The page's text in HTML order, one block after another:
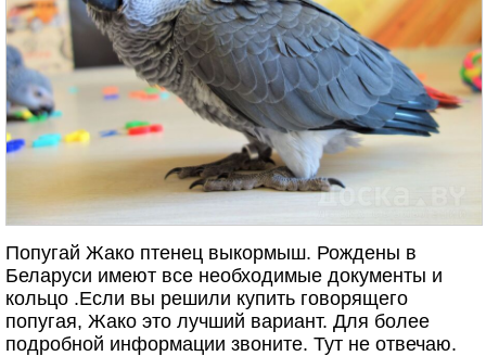
Попугай Жако птенец выкормыш. Рождены в
Беларуси имеют все необходимые документы и
кольцо .Если вы решили купить говорящего
попугая, Жако это лучший вариант. Для более
подробной информации звоните. Тут не отвечаю.